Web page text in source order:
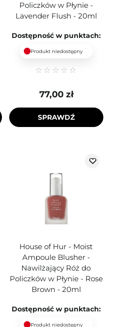
Policzków w Płynie -
Lavender Flush - 20ml
Dostępność w punktach:
Produkt niedostępny
77,00 zł
SPRAWDŹ
House of Hur - Moist
Ampoule Blusher -
Nawilżający Róż do
Policzków w Płynie - Rose
Brown - 20ml
Dostępność w punktach:
Produkt niedostępny